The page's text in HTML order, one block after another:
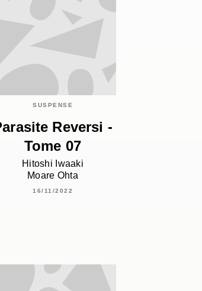
SUSPENSE
Reversi -
Tome 07
Hitoshi Iwaaki
Moare Ohta
16/11/2022